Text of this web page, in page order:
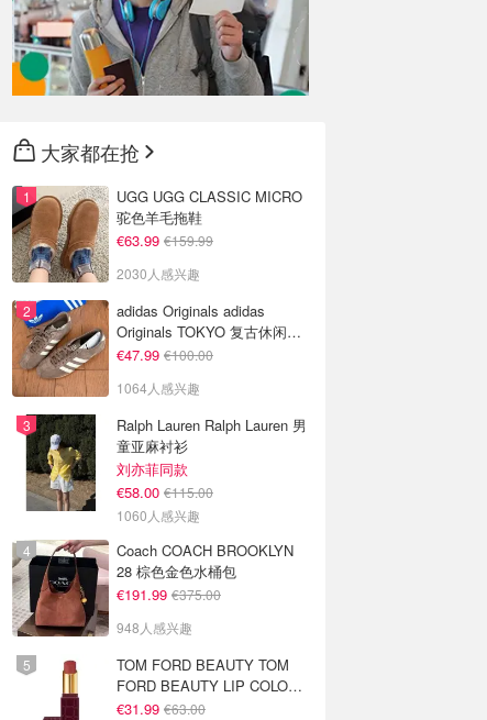
大家都在抢
UGG UGG CLASSIC MICRO
驼色羊毛拖鞋
€63.99 €159.99
2030人感兴趣
adidas Originals adidas
Originals TOKYO 复古休闲鞋
深棕色
€47.99 €100.00
1064人感兴趣
Ralph Lauren Ralph Lauren 男
童亚麻衬衫
刘亦菲同款
€58.00 €115.00
1060人感兴趣
Coach COACH BROOKLYN
28 棕色金色水桶包
€191.99 €375.00
948人感兴趣
TOM FORD BEAUTY TOM
FORD BEAUTY LIP COLOR
SATIN MATTE 裸玫瑰口红
€31.99 €63.00